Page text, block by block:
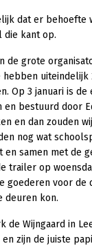
dat er behoefte
die kant op.
de grote
uiteindelijk
Op 3 januari is
bestuurd door
en dan zouden
nog wat
en samen met de
trailer op
goederen voor de
deuren kon.
de Wijngaard in
zijn de juiste